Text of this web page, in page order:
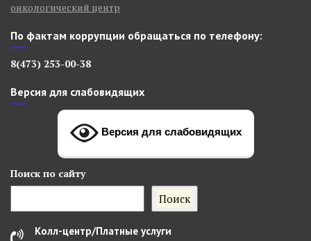
онкологический центр
По фактам коррупции обращаться по телефону:
8(473) 253-00-38
Версия для слабовидящих
Версия для слабовидящих
Поиск по сайту
Поиск
Колл-центр/Платные услуги